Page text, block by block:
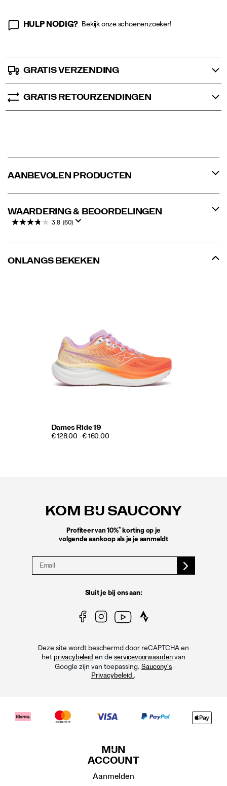
HULP NODIG? Bekijk onze schoenenzoeker!
GRATIS VERZENDING
GRATIS RETOURZENDINGEN
AANBEVOLEN PRODUCTEN
WAARDERING & BEOORDELINGEN
3.8 (60)
ONLANGS BEKEKEN
Dames Ride 19
€ 128.00 - € 160.00
KOM BIJ SAUCONY
Profiteer van 10%* korting op je
volgende aankoop als je je aanmeldt
Sluit je bij ons aan:
Deze site wordt beschermd door reCAPTCHA en
het privacybeleid en de servicevoorwaardenvan
Google zijn van toepassing. Saucony's
Privacybeleid. .
MIJN
ACCOUNT
Aanmelden